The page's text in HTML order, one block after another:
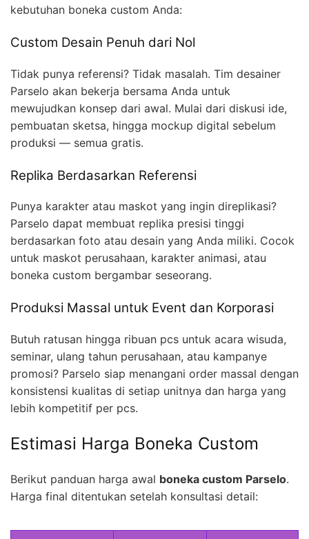
kebutuhan boneka custom Anda:
Custom Desain Penuh dari Nol
Tidak punya referensi? Tidak masalah. Tim desainer
Parselo akan bekerja bersama Anda untuk
mewujudkan konsep dari awal. Mulai dari diskusi ide,
pembuatan sketsa, hingga mockup digital sebelum
produksi — semua gratis.
Replika Berdasarkan Referensi
Punya karakter atau maskot yang ingin direplikasi?
Parselo dapat membuat replika presisi tinggi
berdasarkan foto atau desain yang Anda miliki. Cocok
untuk maskot perusahaan, karakter animasi, atau
boneka custom bergambar seseorang.
Produksi Massal untuk Event dan Korporasi
Butuh ratusan hingga ribuan pcs untuk acara wisuda,
seminar, ulang tahun perusahaan, atau kampanye
promosi? Parselo siap menangani order massal dengan
konsistensi kualitas di setiap unitnya dan harga yang
lebih kompetitif per pcs.
Estimasi Harga Boneka Custom
Berikut panduan harga awal boneka custom Parselo.
Harga final ditentukan setelah konsultasi detail: